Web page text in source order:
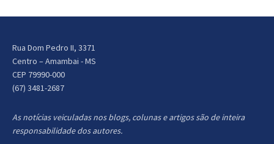
Rua Dom Pedro II, 3371
Centro – Amambai - MS
CEP 79990-000
(67) 3481-2687
As notícias veiculadas nos blogs, colunas e artigos são de inteira
responsabilidade dos autores.